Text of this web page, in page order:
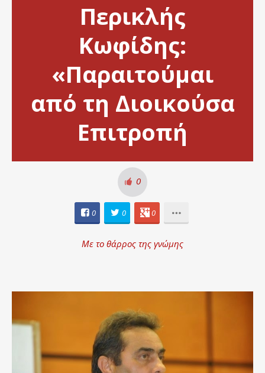
Περικλής
Κωφίδης:
«Παραιτούμαι
από τη Διοικούσα
Επιτροπή
0
0 0 0
Με το θάρρος της γνώμης